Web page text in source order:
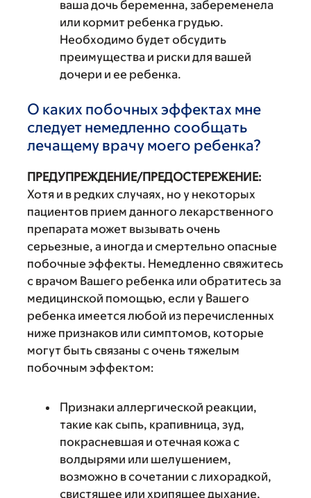
ваша дочь беременна, забеременела
или кормит ребенка грудью.
Необходимо будет обсудить
преимущества и риски для вашей
дочери и ее ребенка.
О каких побочных эффектах мне
следует немедленно сообщать
лечащему врачу моего ребенка?
ПРЕДУПРЕЖДЕНИЕ/ПРЕДОСТЕРЕЖЕНИЕ:
Хотя и в редких случаях, но у некоторых
пациентов прием данного лекарственного
препарата может вызывать очень
серьезные, а иногда и смертельно опасные
побочные эффекты. Немедленно свяжитесь
с врачом Вашего ребенка или обратитесь за
медицинской помощью, если у Вашего
ребенка имеется любой из перечисленных
ниже признаков или симптомов, которые
могут быть связаны с очень тяжелым
побочным эффектом:
Признаки аллергической реакции,
такие как сыпь, крапивница, зуд,
покрасневшая и отечная кожа с
волдырями или шелушением,
возможно в сочетании с лихорадкой,
свистящее или хрипящее дыхание,